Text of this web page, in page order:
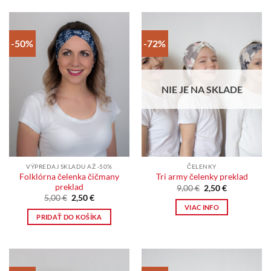
-50%
VÝPREDAJ SKLADU AŽ -50%
Folklórna čelenka čičmany
preklad
5,00€ Pôvodná
cena
bola:
5,00 €.
2,50€Aktuálna
je:
2,50 €.
PRIDAŤ DO KOŠÍKA
-72%
NIE JE NA SKLADE
ČELENKY
Tri army čelenky preklad
9,00€ Pôvodná
cena
bola:
9,00 €.
2,50€Aktuálna
je:
VIAC INFO